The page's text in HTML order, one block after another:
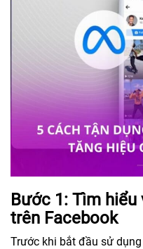
Bước 1: Tìm hiểu
trên Facebook
Trước khi bắt đầu sử